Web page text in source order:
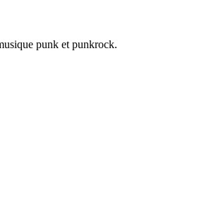
punk et punkrock.